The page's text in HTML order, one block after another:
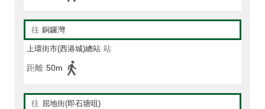
往 銅鑼灣
上環街市(西港城)總站 站
距離 50m
往 屈地街(即石塘咀)